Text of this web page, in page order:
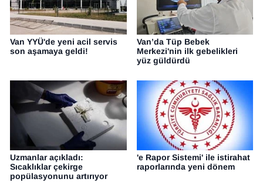
Van YYÜ'de yeni acil servis
son aşamaya geldi!
Van’da Tüp Bebek
Merkezi'nin ilk gebelikleri
yüz güldürdü
Uzmanlar açıkladı:
Sıcaklıklar çekirge
popülasyonunu artırıyor
'e Rapor Sistemi' ile istirahat
raporlarında yeni dönem